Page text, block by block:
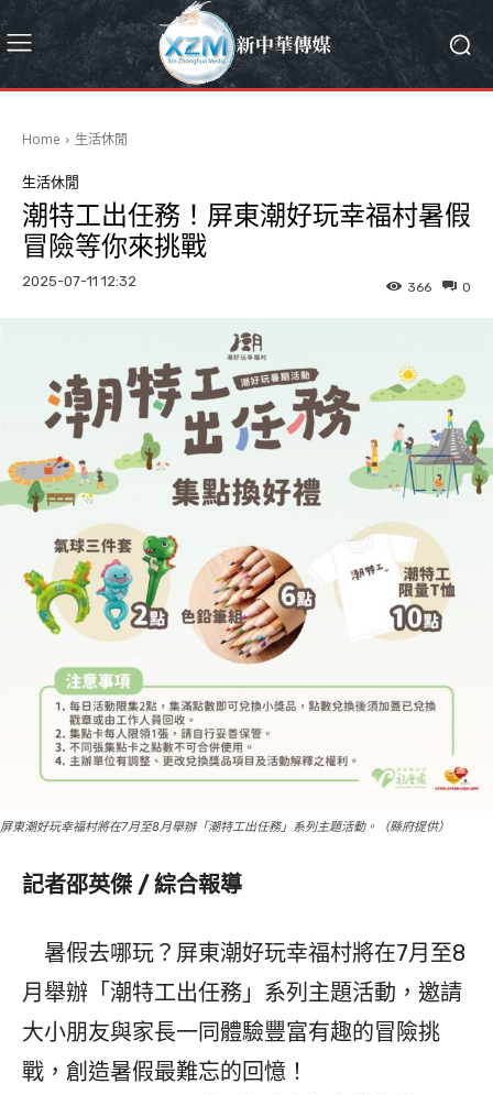
Home 生活休閒
生活休閒
潮特工出任務！屏東潮好玩幸福村暑假
冒險等你來挑戰
2025-07-11 12:32 0
366
屏東潮好玩幸福村將在7月至8月舉辦「潮特工出任務」系列主題活動。（縣府提供）
記者邵英傑 / 綜合報導
暑假去哪玩？屏東潮好玩幸福村將在7月至8
月舉辦「潮特工出任務」系列主題活動，邀請
大小朋友與家長一同體驗豐富有趣的冒險挑
戰，創造暑假最難忘的回憶！